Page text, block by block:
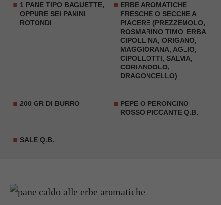
1 PANE TIPO BAGUETTE,
OPPURE SEI PANINI
ROTONDI
ERBE AROMATICHE
FRESCHE O SECCHE A
PIACERE (PREZZEMOLO,
ROSMARINO TIMO, ERBA
CIPOLLINA, ORIGANO,
MAGGIORANA, AGLIO,
CIPOLLOTTI, SALVIA,
CORIANDOLO,
DRAGONCELLO)
200 GR DI BURRO
PEPE O PERONCINO
ROSSO PICCANTE Q.B.
SALE Q.B.